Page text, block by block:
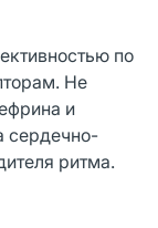
по
Не
и
сердечно-
ритма.